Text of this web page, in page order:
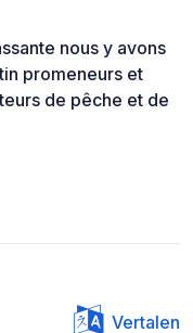
nous y avons
promeneurs et
de pêche et de
Vertalen